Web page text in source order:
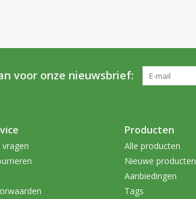
voor onze nieuwsbrief:
Producten
Alle producten
Nieuwe producten
Aanbiedingen
Tags